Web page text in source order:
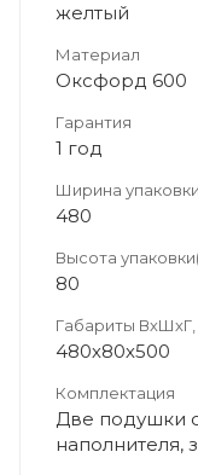
желтый
Материал
Оксфорд 600
Гарантия
1 год
Ширина
480
Высота
80
Габариты
480х80х500
Комплектация
Две подушки
наполнителя,